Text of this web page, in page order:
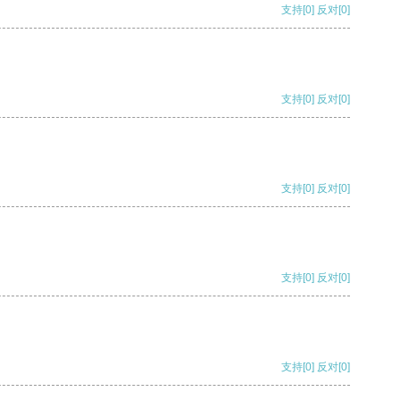
支持[0] 反对[0]
支持[0] 反对[0]
支持[0] 反对[0]
支持[0] 反对[0]
支持[0] 反对[0]